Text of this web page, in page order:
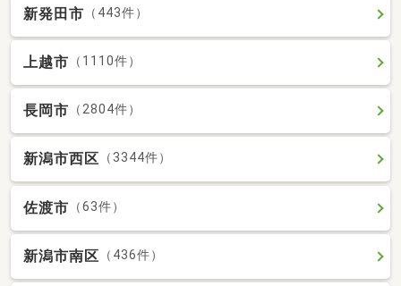
新発田市 （443件）
上越市 （1110件）
長岡市 （2804件）
新潟市西区 （3344件）
佐渡市 （63件）
新潟市南区 （436件）